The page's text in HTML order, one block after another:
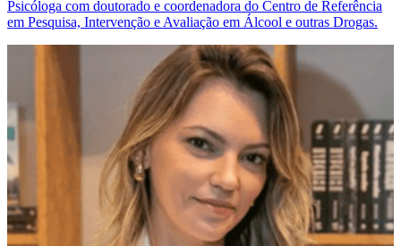
Psicóloga com doutorado e coordenadora do Centro de Referência
em Pesquisa, Intervenção e Avaliação em Álcool e outras Drogas.